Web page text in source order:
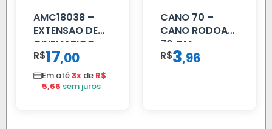
AMC18038 –
EXTENSAO DE
CINEMATICO
40MM
R$17,00
Em até3x de R$
5,66 sem juros
CANO 70 –
CANO RODOAR
70 CM
R$3,96